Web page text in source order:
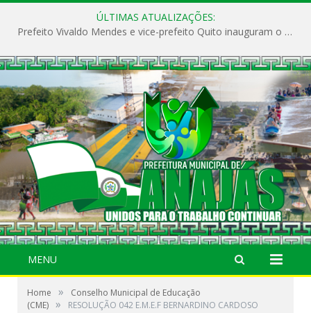
ÚLTIMAS ATUALIZAÇÕES:
Prefeito Vivaldo Mendes e vice-prefeito Quito inauguram o CAPS e fortalecem a saúde pública em Anajás.
MENU
Home »
Conselho Municipal de Educação
(CME) » RESOLUÇÃO 042 E.M.E.F BERNARDINO CARDOSO